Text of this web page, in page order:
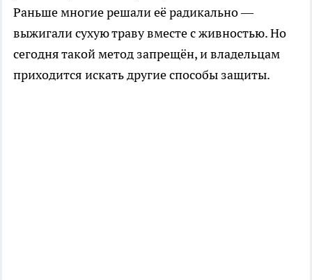
Раньше многие решали её радикально —
выжигали сухую траву вместе с живностью. Но
сегодня такой метод запрещён, и владельцам
приходится искать другие способы защиты.